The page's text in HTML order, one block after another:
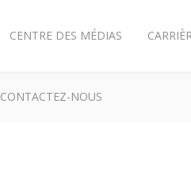
CENTRE DES MÉDIAS
CONTACTEZ-NOUS